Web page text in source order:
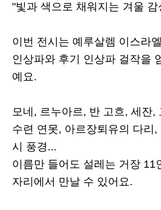
"빛과 색으로 채워지는 겨울 감
이번 전시는 예루살렘 이스라
인상파와 후기 인상파 걸작을
예요.
모네, 르누아르, 반 고흐, 세잔,
수련 연못, 아르장퇴유의 다리
시 풍경...
이름만 들어도 설레는 거장 11
자리에서 만날 수 있어요.